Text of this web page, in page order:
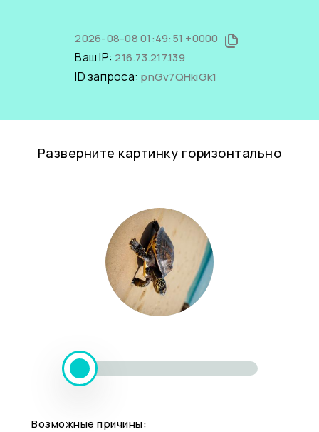
2026-08-08 01:49:51 +0000
Ваш IP:216.73.217.139
ID запроса: pnGv7QHkiGk1
Разверните картинку горизонтально
Возможные причины: